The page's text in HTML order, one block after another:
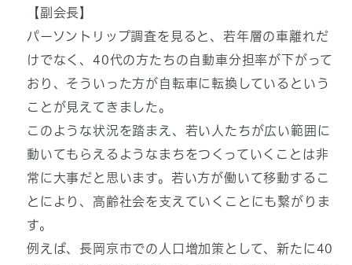
【副会長】
パーソントリップ調査を見ると、若年層の車離れだ
けでなく、40代の方たちの自動車分担率が下がって
おり、そういった方が自転車に転換しているという
ことが見えてきました。
このような状況を踏まえ、若い人たちが広い範囲に
動いてもらえるようなまちをつくっていくことは非
常に大事だと思います。若い方が働いて移動するこ
とにより、高齢社会を支えていくことにも繋がりま
す。
例えば、長岡京市での人口増加策として、新たに40